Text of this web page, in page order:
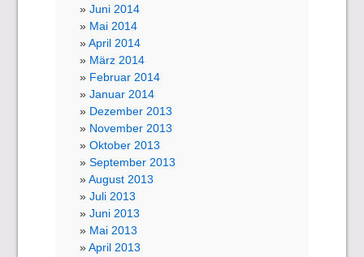
Juni 2014
Mai 2014
April 2014
März 2014
Februar 2014
Januar 2014
Dezember 2013
November 2013
Oktober 2013
September 2013
August 2013
Juli 2013
Juni 2013
Mai 2013
April 2013